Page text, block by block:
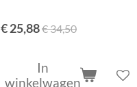
€ 25,88€ 34,50
In
winkelwagen